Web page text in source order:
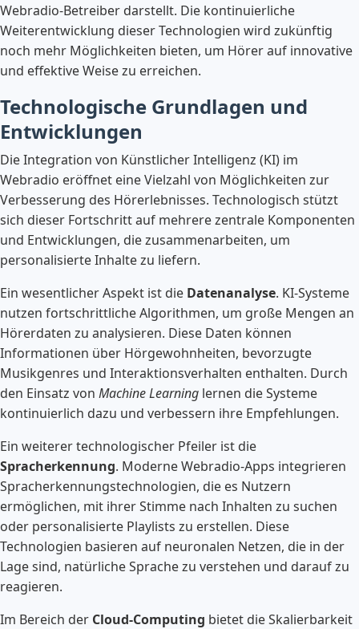
Webradio-Betreiber darstellt. Die kontinuierliche
Weiterentwicklung dieser Technologien wird zukünftig
noch mehr Möglichkeiten bieten, um Hörer auf innovative
und effektive Weise zu erreichen.
Technologische Grundlagen und
Entwicklungen
Die Integration von Künstlicher Intelligenz (KI) im
Webradio eröffnet eine Vielzahl von Möglichkeiten zur
Verbesserung des Hörerlebnisses. Technologisch stützt
sich dieser Fortschritt auf mehrere zentrale Komponenten
und Entwicklungen, die zusammenarbeiten, um
personalisierte Inhalte zu liefern.
Ein wesentlicher Aspekt ist die Datenanalyse. KI-Systeme
nutzen fortschrittliche Algorithmen, um große Mengen an
Hörerdaten zu analysieren. Diese Daten können
Informationen über Hörgewohnheiten, bevorzugte
Musikgenres und Interaktionsverhalten enthalten. Durch
den Einsatz von Machine Learning lernen die Systeme
kontinuierlich dazu und verbessern ihre Empfehlungen.
Ein weiterer technologischer Pfeiler ist die
Spracherkennung. Moderne Webradio-Apps integrieren
Spracherkennungstechnologien, die es Nutzern
ermöglichen, mit ihrer Stimme nach Inhalten zu suchen
oder personalisierte Playlists zu erstellen. Diese
Technologien basieren auf neuronalen Netzen, die in der
Lage sind, natürliche Sprache zu verstehen und darauf zu
reagieren.
Im Bereich der Cloud-Computing bietet die Skalierbarkeit